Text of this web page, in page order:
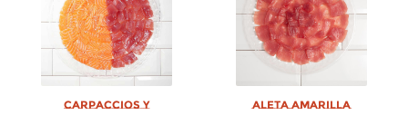
Añadir a
carrito
Carpaccios y
Seleccionar
opciones
Aleta Amarilla